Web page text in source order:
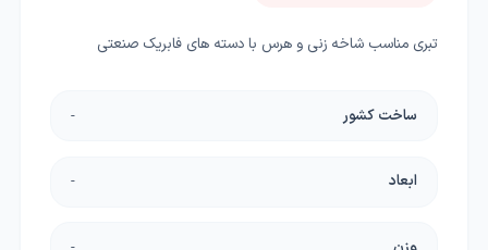
تبری مناسب شاخه زنی و هرس با دسته های فابریک صنعتی
ساخت کشور -
ابعاد -